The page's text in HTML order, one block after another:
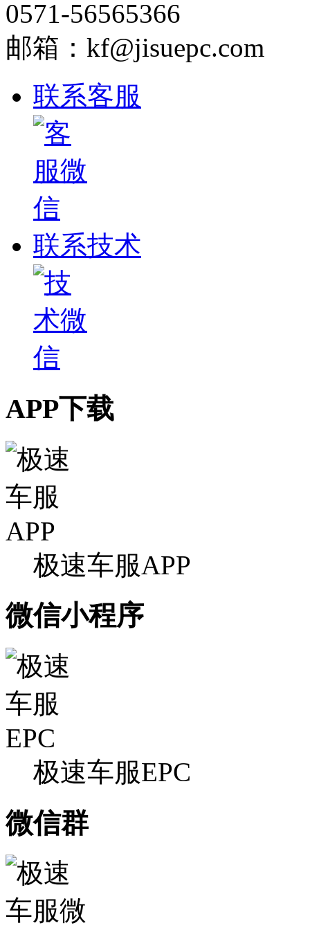
0571-56565366
邮箱：kf@jisuepc.com
联系客服
联系技术
APP下载
极速车服APP
微信小程序
极速车服EPC
微信群